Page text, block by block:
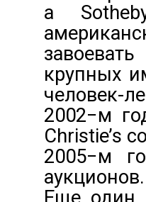
а
крупных
человек-
2002−м
Christie’s
2005−м
аукционов.